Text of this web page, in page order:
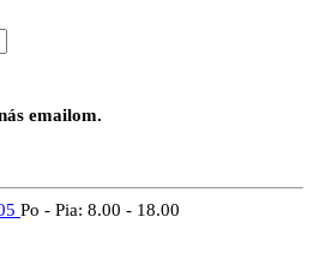
emailom.
Po - Pia: 8.00 - 18.00